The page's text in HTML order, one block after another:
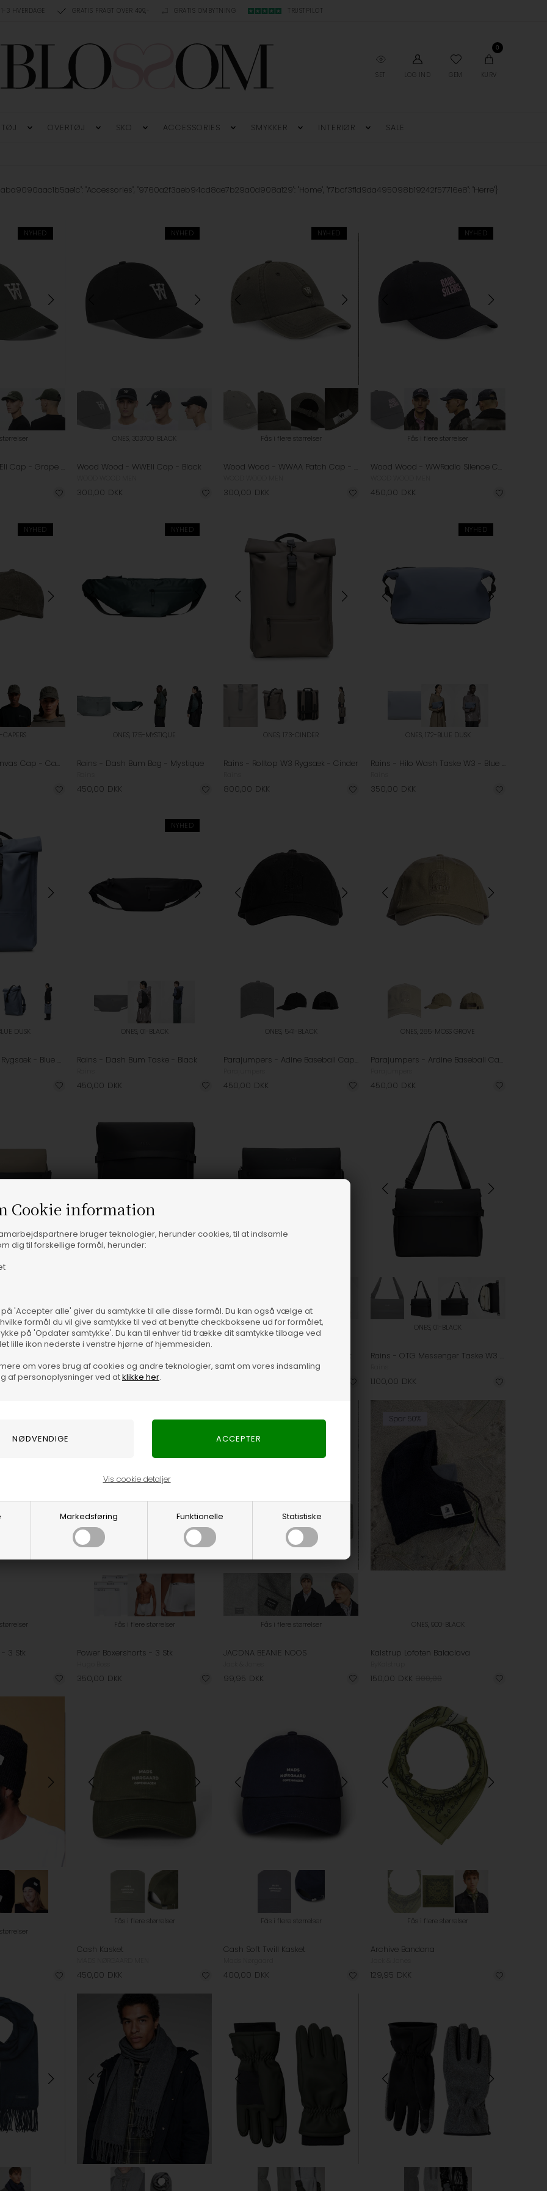
Cookie information
bruger teknologier, herunder cookies, til at indsamle
dig til forskellige formål, herunder:
'Accepter alle' giver du samtykke til alle disse formål. Du kan også vælge at
formål du vil give samtykke til ved at benytte checkboksene ud for formålet,
på 'Opdater samtykke'. Du kan til enhver tid trække dit samtykke tilbage ved
lille ikon nederste i venstre hjørne af hjemmesiden.
om vores brug af cookies og andre teknologier, samt om vores indsamling
af personoplysninger ved atklikke her.
Markedsføring Funktionelle Statistiske
Vis cookie detaljer
3 HVERDAGE GRATIS FRAGT OVER 499,- GRATIS OMBYTNING TRUSTPILOT
SET LOG IND GEM
0
KURV
TØJ OVERTØJ SKO ACCESSORIES SMYKKER INTERIØR SALE
"Accessories", "9760a2f3aeb94cd8ae7b29a0d908a129": "Home", "f7bcf3f1d9da495098b19242f57716e8": "Herre"}
NYHED
Wood Wood - WWEli Cap - Grape Leaf
NYHED
ONES, 303700-BLACK
Wood Wood - WWEli Cap - Black
300,00 DKK
NYHED
Fås i flere størrelser
Wood Wood - WWAA Patch Cap - Army Green
300,00 DKK
NYHED
Fås i flere størrelser
Wood Wood - WWRadio Silence Cap - Pirate Black
450,00 DKK
NYHED
CAPERS
Halo - Washed Canvas Cap - Capers
NYHED
ONES, 175-MYSTIQUE
Rains - Dash Bum Bag - Mystique
450,00 DKK
ONES, 173-CINDER
Rains - Rolltop W3 Rygsæk - Cinder
800,00 DKK
NYHED
ONES, 172-BLUE DUSK
Rains - Hilo Wash Taske W3 - Blue Dusk
350,00 DKK
DUSK
Rains - Rolltop W3 Rygsæk - Blue Dusk
NYHED
ONES, 01-BLACK
Rains - Dash Bum Taske - Black
450,00 DKK
ONES, 541-BLACK
Parajumpers - Adine Baseball Cap - Black
450,00 DKK
ONES, 285-MOSS GROVE
Parajumpers - Ardine Baseball Cap - Moss Grove
450,00 DKK
BEIGE ONES, 01-BLACK
Rains
1.200,00 DKK
ONES, 01-BLACK
Rains
ONES, 01-BLACK
Rains - OTG Messenger Taske W3 - Black
1.100,00 DKK
3 Stk
Fås i flere størrelser
Power Boxershorts - 3 Stk
350,00 DKK
Fås i flere størrelser
JACDNA BEANIE NOOS
99,95 DKK
Spar 50%
ONES, 900-BLACK
Kalstrup Lofoten Balaclava
150,00 DKK
Fås i flere størrelser
Cash Kasket
450,00 DKK
Fås i flere størrelser
Cash Soft Twill Kasket
400,00 DKK
Fås i flere størrelser
Archive Bandana
129,95 DKK